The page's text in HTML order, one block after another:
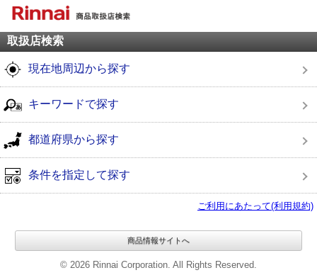
取扱店検索
現在地周辺から探す
キーワードで探す
都道府県から探す
条件を指定して探す
ご利用にあたって(利用規約)
商品情報サイトへ
© 2026 Rinnai Corporation. All Rights Reserved.